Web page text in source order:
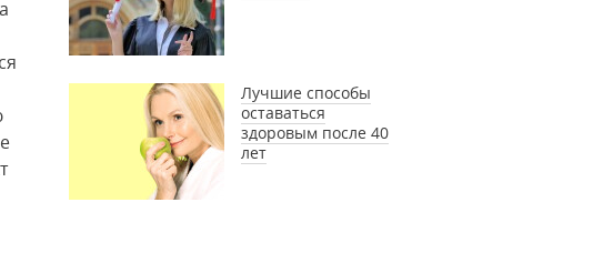
Лучшие способы
оставаться
здоровым после 40
лет